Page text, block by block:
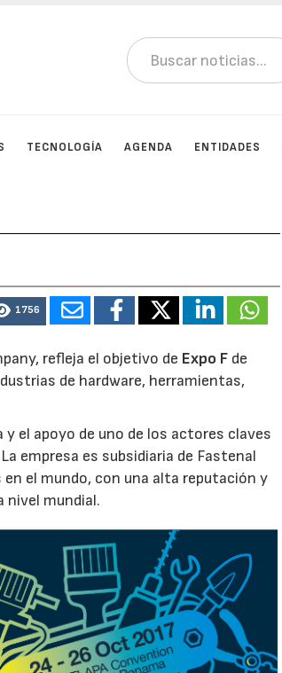
TECNOLOGÍA AGENDA ENTIDADES
1756
refleja el objetivo de Expo F de
de hardware, herramientas,
el apoyo de uno de los actores claves
empresa es subsidiaria de Fastenal
el mundo, con una alta reputación y
nivel mundial.